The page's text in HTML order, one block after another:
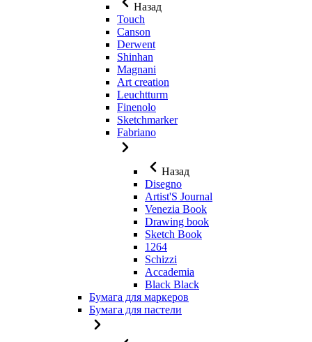
Назад
Touch
Canson
Derwent
Shinhan
Magnani
Art creation
Leuchtturm
Finenolo
Sketchmarker
Fabriano
Назад
Disegno
Artist'S Journal
Venezia Book
Drawing book
Sketch Book
1264
Schizzi
Accademia
Black Black
Бумага для маркеров
Бумага для пастели